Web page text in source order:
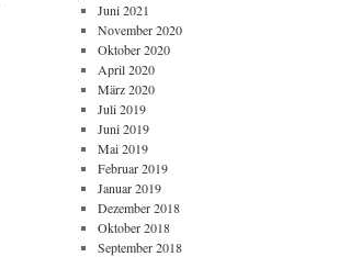
Juni 2021
November 2020
Oktober 2020
April 2020
März 2020
Juli 2019
Juni 2019
Mai 2019
Februar 2019
Januar 2019
Dezember 2018
Oktober 2018
September 2018